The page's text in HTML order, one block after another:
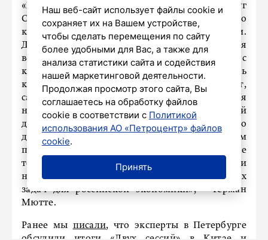
«Хайнаньская выставка потребительских услуг
CICPE – это премиум выставка, высочайшего
класса, способ развивать экономические связи.
Для российских потребителей уникальная
возможность познакомиться ближе с
китайскими брендами «в живую», завязать
контакты, самое важное – личный контакт,
самые эффективный живой диалог для
налаживания внешнеэкономической
деятельности. Безусловно, наличие «Русского
дома» на выставке позволяет китайским
потребителям открыть новые российские
товары. Это следующий шаг на пути
несырьевого экспорта – одна из стратегических
задач для российской экономики», – Герман
Мютте.
Ранее мы писали, что эксперты в Петербурге
Наш веб-сайт использует файлы cookie и
сохраняет их на Вашем устройстве,
чтобы сделать перемещения по сайту
более удобными для Вас, а также для
анализа статистики сайта и содействия
нашей маркетинговой деятельности.
Продолжая просмотр этого сайта, Вы
соглашаетесь на обработку файлов
cookie в соответствии с Политикой
использования АО «Петроцентр» файлов
cookie.
Принять